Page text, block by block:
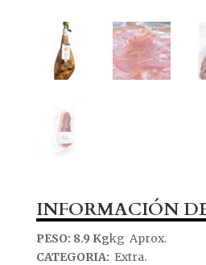
INFORMACIÓN
PESO: 8.9 Kgkg Aprox.
CATEGORIA: Extra.